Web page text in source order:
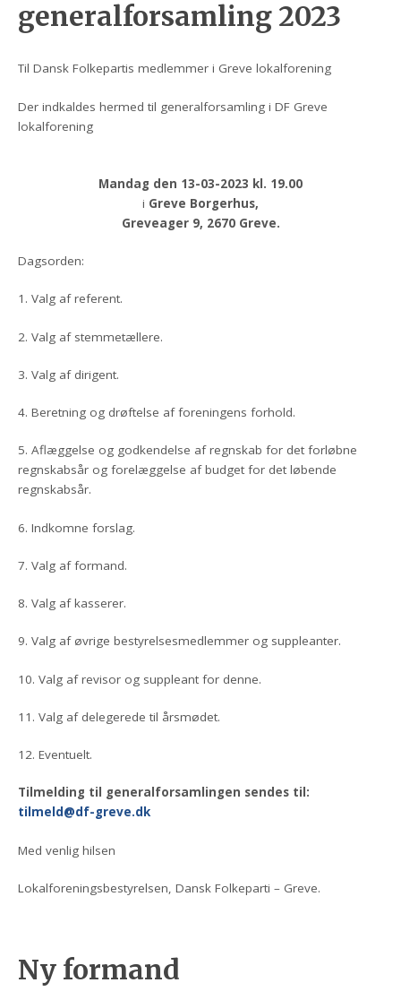
generalforsamling 2023
Til Dansk Folkepartis medlemmer i Greve lokalforening
Der indkaldes hermed til generalforsamling i DF Greve
lokalforening
Mandag den 13-03-2023 kl. 19.00
i Greve Borgerhus,
Greveager 9, 2670 Greve.
Dagsorden:
1. Valg af referent.
2. Valg af stemmetællere.
3. Valg af dirigent.
4. Beretning og drøftelse af foreningens forhold.
5. Aflæggelse og godkendelse af regnskab for det forløbne
regnskabsår og forelæggelse af budget for det løbende
regnskabsår.
6. Indkomne forslag.
7. Valg af formand.
8. Valg af kasserer.
9. Valg af øvrige bestyrelsesmedlemmer og suppleanter.
10. Valg af revisor og suppleant for denne.
11. Valg af delegerede til årsmødet.
12. Eventuelt.
Tilmelding til generalforsamlingen sendes til:
tilmeld@df-greve.dk
Med venlig hilsen
Lokalforeningsbestyrelsen, Dansk Folkeparti – Greve.
Ny formand